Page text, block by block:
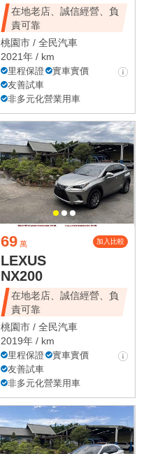
在地老店、誠信經營、負
責可靠
桃園市 / 全民汽車
2021年 / km
里程保證
實車實價
友善試車
非多元化營業用車
69 萬 加入比較
LEXUS
NX200
在地老店、誠信經營、負
責可靠
桃園市 / 全民汽車
2019年 / km
里程保證
實車實價
友善試車
非多元化營業用車